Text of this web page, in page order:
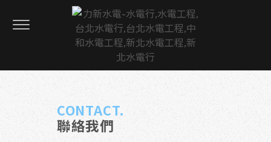
CONTACT.
聯絡我們